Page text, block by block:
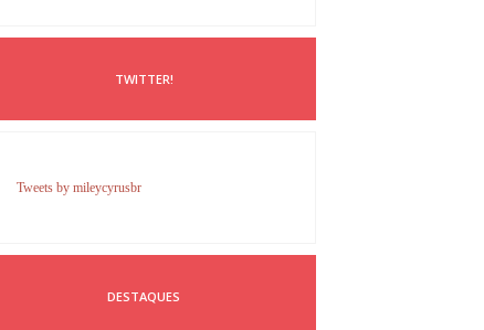
TWITTER!
Tweets by mileycyrusbr
DESTAQUES